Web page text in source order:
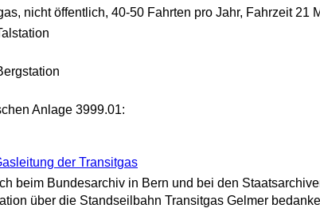
nicht öffentlich, 40-50 Fahrten pro Jahr, Fahrzeit 21
Anlage 3999.01:
der Transitgas
beim Bundesarchiv in Bern und bei den
über die Standseilbahn Transitgas Gelmer